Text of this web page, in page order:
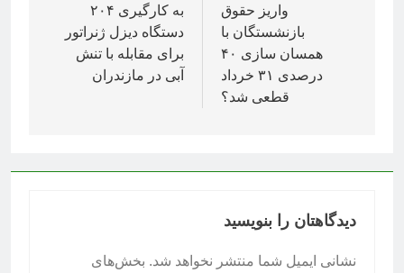
واریز حقوق
بازنشستگان با
همسان سازی ۴۰
درصدی ۳۱ خرداد
قطعی شد؟
به کارگیری ۲۰۴
دستگاه دیزل ژنراتور
برای مقابله با تنش
آبی در مازندران
دیدگاهتان را بنویسید
نشانی ایمیل شما منتشر نخواهد شد. بخش‌های